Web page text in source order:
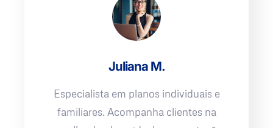
Juliana M.
Especialista em planos individuais e
familiares. Acompanha clientes na